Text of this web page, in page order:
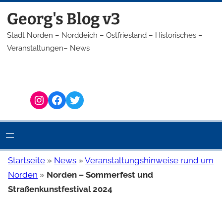
Inhalt
springen
Georg's Blog v3
Stadt Norden – Norddeich – Ostfriesland – Historisches –
Veranstaltungen– News
Instagram Facebook Twitter
Startseite » News »Veranstaltungshinweise rund um
Norden » Norden – Sommerfest und
Straßenkunstfestival 2024